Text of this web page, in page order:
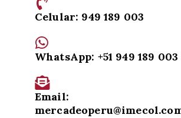
Celular: 949 189 003
WhatsApp: +51 949 189 003
Email: